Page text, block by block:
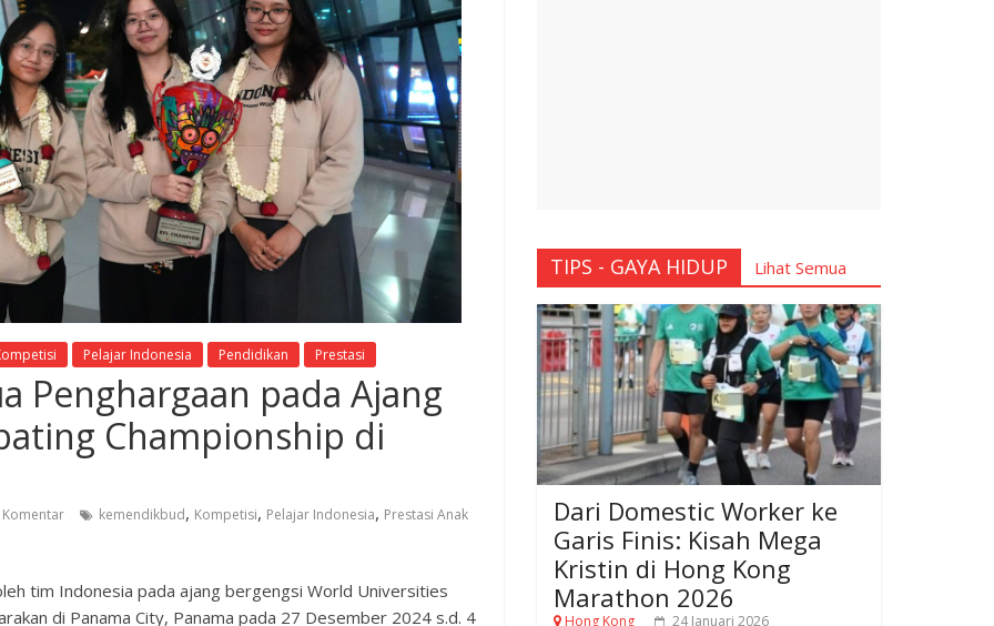
Pelajar Indonesia Pendidikan Prestasi
Penghargaan pada Ajang
Championship di
Komentar kemendikbud, Kompetisi, Pelajar Indonesia, Prestasi Anak
tim Indonesia pada ajang bergengsi World Universities
di Panama City, Panama pada 27 Desember 2024 s.d. 4
TIPS - GAYA HIDUP Lihat Semua
Dari Domestic Worker ke
Garis Finis: Kisah Mega
Kristin di Hong Kong
Marathon 2026
Hong Kong
24 Januari 2026